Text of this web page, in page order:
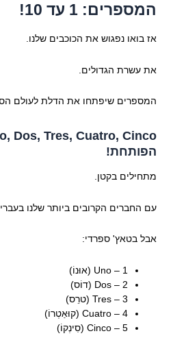
המספרים: 1 עד 10!
אז בואו נפגוש את הכוכבים שלנו.
את עשרת הגדולים.
המספרים שיפתחו את הדלת לעולם
הפותחת!
מתחילים בקטן.
עם החברים הקרובים ביותר שלנו
אבל בטאץ' ספרדי:
1 – Uno (אוּנוֹ)
2 – Dos (דוֹס)
3 – Tres (טרֵס)
4 – Cuatro (קוּאַטְרוֹ)
5 – Cinco (סִינְקוֹ)